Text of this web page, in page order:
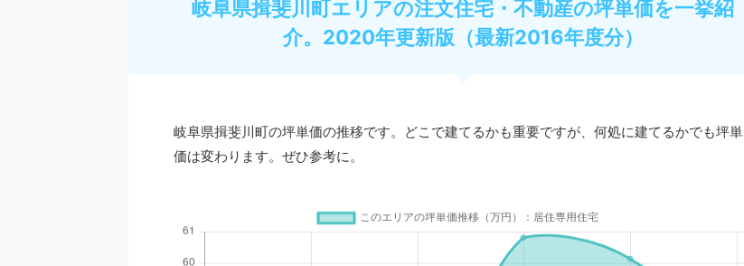
岐阜県揖斐川町エリアの注文住宅・不動産の坪単価を一挙紹
介。2020年更新版（最新2016年度分）
岐阜県揖斐川町の坪単価の推移です。どこで建てるかも重要ですが、何処に建てるかでも坪単
価は変わります。ぜひ参考に。